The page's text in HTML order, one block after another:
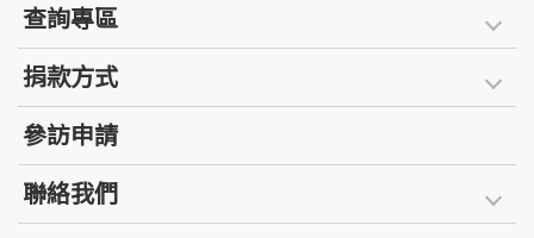
查詢專區
捐款方式
參訪申請
聯絡我們